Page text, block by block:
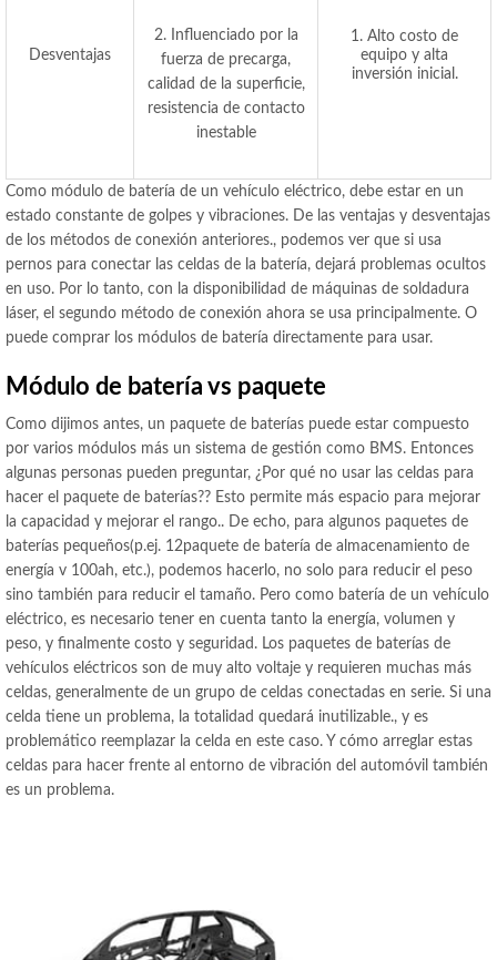
Desventajas
2. Influenciado por la
fuerza de precarga,
calidad de la superficie,
resistencia de contacto
inestable
1. Alto costo de
equipo y alta
inversión inicial.
Como módulo de batería de un vehículo eléctrico, debe estar en un
estado constante de golpes y vibraciones. De las ventajas y desventajas
de los métodos de conexión anteriores., podemos ver que si usa
pernos para conectar las celdas de la batería, dejará problemas ocultos
en uso. Por lo tanto, con la disponibilidad de máquinas de soldadura
láser, el segundo método de conexión ahora se usa principalmente. O
puede comprar los módulos de batería directamente para usar.
Módulo de batería vs paquete
Como dijimos antes, un paquete de baterías puede estar compuesto
por varios módulos más un sistema de gestión como BMS. Entonces
algunas personas pueden preguntar, ¿Por qué no usar las celdas para
hacer el paquete de baterías?? Esto permite más espacio para mejorar
la capacidad y mejorar el rango.. De echo, para algunos paquetes de
baterías pequeños(p.ej. 12paquete de batería de almacenamiento de
energía v 100ah, etc.), podemos hacerlo, no solo para reducir el peso
sino también para reducir el tamaño. Pero como batería de un vehículo
eléctrico, es necesario tener en cuenta tanto la energía, volumen y
peso, y finalmente costo y seguridad. Los paquetes de baterías de
vehículos eléctricos son de muy alto voltaje y requieren muchas más
celdas, generalmente de un grupo de celdas conectadas en serie. Si una
celda tiene un problema, la totalidad quedará inutilizable., y es
problemático reemplazar la celda en este caso. Y cómo arreglar estas
celdas para hacer frente al entorno de vibración del automóvil también
es un problema.